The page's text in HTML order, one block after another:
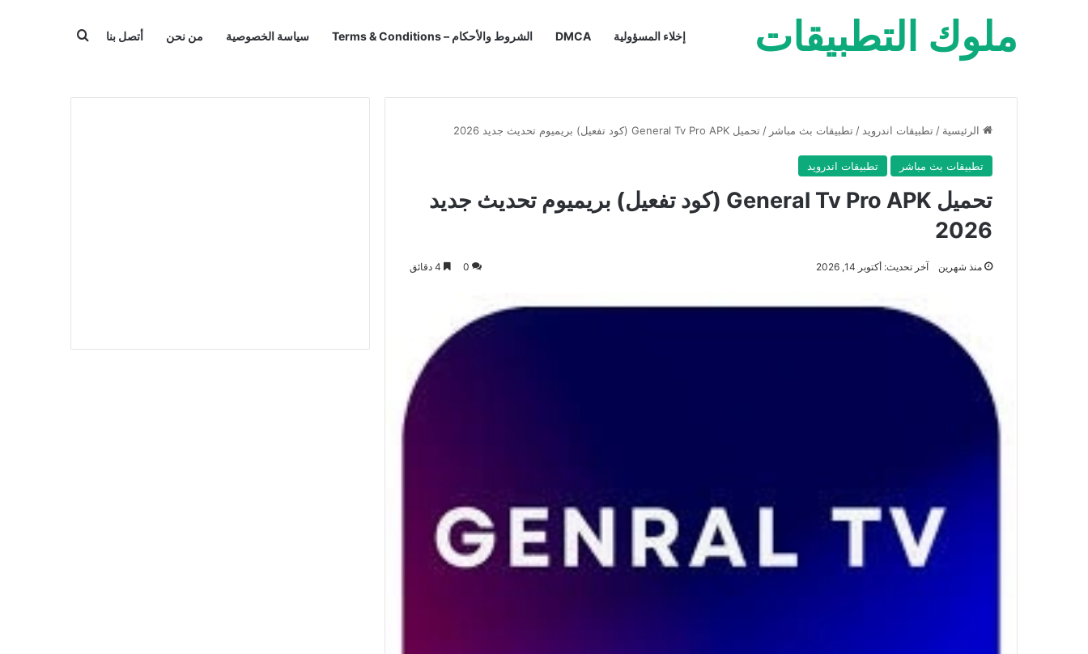
ملوك التطبيقات إخلاء المسؤولية DMCA الشروط والأحكام – Terms & Conditions سياسة الخصوصية من نحن أتصل بنا بحث عن
الرئيسية / تطبيقات اندرويد / تطبيقات بث مباشر / تحميل General Tv Pro APK (كود تفعيل) بريميوم تحديث جديد 2026
تطبيقات بث مباشر تطبيقات اندرويد
تحميل General Tv Pro APK (كود تفعيل) بريميوم تحديث جديد
2026
منذ شهرين آخر تحديث: أكتوبر 14, 2026 0